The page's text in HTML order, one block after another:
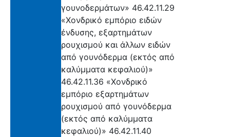
γουνοδερμάτων» 46.42.11.29
«Χονδρικό εμπόριο ειδών
ένδυσης, εξαρτημάτων
ρουχισμού και άλλων ειδών
από γουνόδερμα (εκτός από
καλύμματα κεφαλιού)»
46.42.11.36 «Χονδρικό
εμπόριο εξαρτημάτων
ρουχισμού από γουνόδερμα
(εκτός από καλύμματα
κεφαλιού)» 46.42.11.40